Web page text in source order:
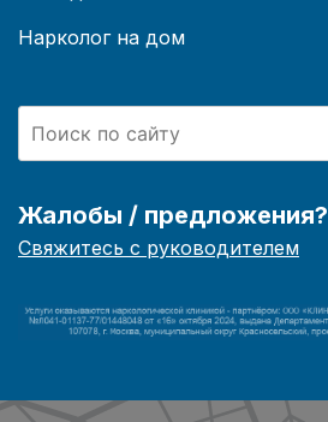
Нарколог на дом
Жалобы / предложения?
Свяжитесь с руководителем